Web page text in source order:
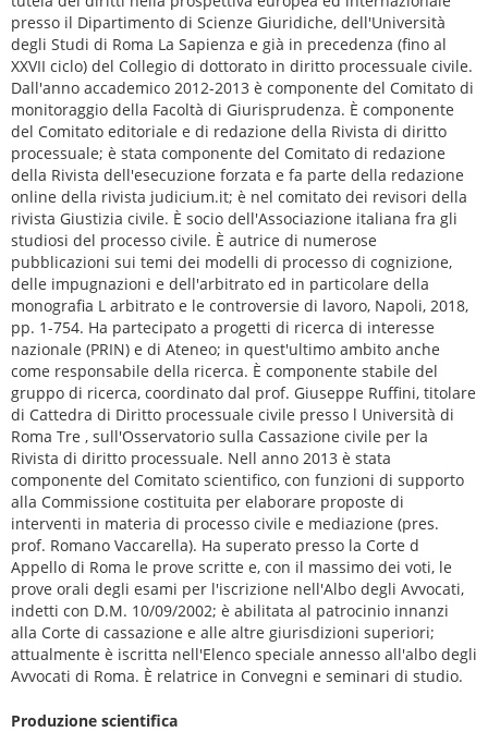
presso il Dipartimento di Scienze Giuridiche, dell'Università
degli Studi di Roma La Sapienza e già in precedenza (fino al
XXVII ciclo) del Collegio di dottorato in diritto processuale civile.
Dall'anno accademico 2012-2013 è componente del Comitato di
monitoraggio della Facoltà di Giurisprudenza. È componente
del Comitato editoriale e di redazione della Rivista di diritto
processuale; è stata componente del Comitato di redazione
della Rivista dell'esecuzione forzata e fa parte della redazione
online della rivista judicium.it; è nel comitato dei revisori della
rivista Giustizia civile. È socio dell'Associazione italiana fra gli
studiosi del processo civile. È autrice di numerose
pubblicazioni sui temi dei modelli di processo di cognizione,
delle impugnazioni e dell'arbitrato ed in particolare della
monografia L arbitrato e le controversie di lavoro, Napoli, 2018,
pp. 1-754. Ha partecipato a progetti di ricerca di interesse
nazionale (PRIN) e di Ateneo; in quest'ultimo ambito anche
come responsabile della ricerca. È componente stabile del
gruppo di ricerca, coordinato dal prof. Giuseppe Ruffini, titolare
di Cattedra di Diritto processuale civile presso l Università di
Roma Tre , sull'Osservatorio sulla Cassazione civile per la
Rivista di diritto processuale. Nell anno 2013 è stata
componente del Comitato scientifico, con funzioni di supporto
alla Commissione costituita per elaborare proposte di
interventi in materia di processo civile e mediazione (pres.
prof. Romano Vaccarella). Ha superato presso la Corte d
Appello di Roma le prove scritte e, con il massimo dei voti, le
prove orali degli esami per l'iscrizione nell'Albo degli Avvocati,
indetti con D.M. 10/09/2002; è abilitata al patrocinio innanzi
alla Corte di cassazione e alle altre giurisdizioni superiori;
attualmente è iscritta nell'Elenco speciale annesso all'albo degli
Avvocati di Roma. È relatrice in Convegni e seminari di studio.
Produzione scientifica